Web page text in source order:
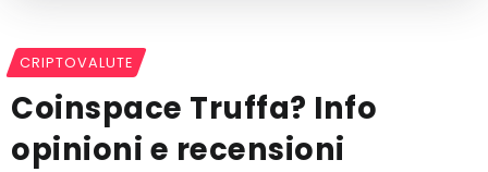
CRIPTOVALUTE
Coinspace Truffa? Info
opinioni e recensioni